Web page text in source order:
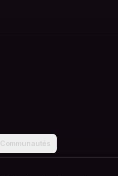
Communautés